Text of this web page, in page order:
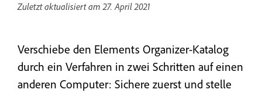
Zuletzt aktualisiert am27. April 2021
Verschiebe den Elements Organizer-Katalog
durch ein Verfahren in zwei Schritten auf einen
anderen Computer: Sichere zuerst und stelle